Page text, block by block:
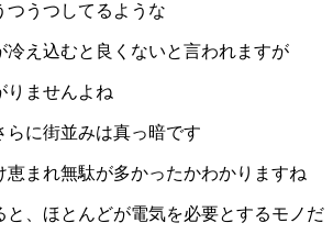
つうつしてるような
冷え込むと良くないと言われますが
りませんよね
らに街並みは真っ暗です
恵まれ無駄が多かったかわかりますね
と、ほとんどが電気を必要とするモノだ